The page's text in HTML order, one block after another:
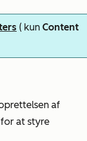
( kun Content
af
at styre